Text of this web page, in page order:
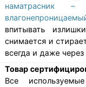
наматрасник
впитывать
снимается и
всегда и даже
Товар
Все